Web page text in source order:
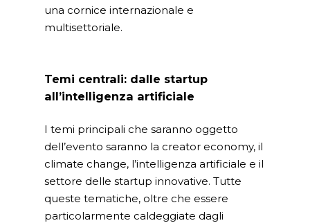
una cornice internazionale e
multisettoriale.
Temi centrali: dalle startup
all’intelligenza artificiale
I temi principali che saranno oggetto
dell’evento saranno la creator economy, il
climate change, l’intelligenza artificiale e il
settore delle startup innovative. Tutte
queste tematiche, oltre che essere
particolarmente caldeggiate dagli